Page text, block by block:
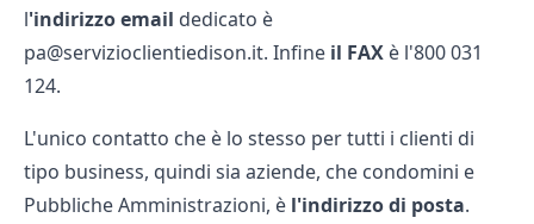
l'indirizzo email dedicato è
pa@servizioclientiedison.it. Infine il FAX è l'800 031
124.
L'unico contatto che è lo stesso per tutti i clienti di
tipo business, quindi sia aziende, che condomini e
Pubbliche Amministrazioni, è l'indirizzo di posta.